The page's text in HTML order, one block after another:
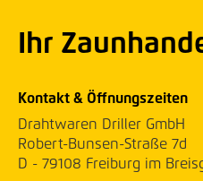
Ihr
Kontakt & Öffnungszeiten
Drahtwaren Driller GmbH
Robert-Bunsen-Straße 7d
D - 79108 Freiburg im